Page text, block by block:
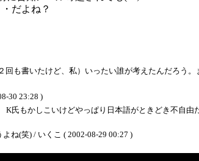
だよね？
も書いたけど、私）いったい誰が考えたんだろう。
30 23:28 )
もかしこいけどやっぱり日本語がときどき不自由
ね(笑) / いくこ ( 2002-08-29 00:27 )